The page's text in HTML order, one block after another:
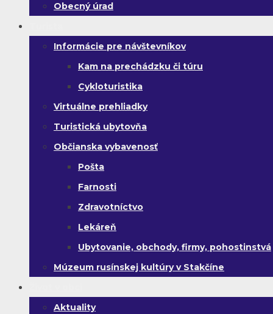
Obecný úrad
Informácie pre návštevníkov
Kam na prechádzku či túru
Cykloturistika
Virtuálne prehliadky
Turistická ubytovňa
Občianska vybavenosť
Pošta
Farnosti
Zdravotníctvo
Lekáreň
Ubytovanie, obchody, firmy, pohostinstvá
Múzeum rusínskej kultúry v Stakčíne
Aktuality